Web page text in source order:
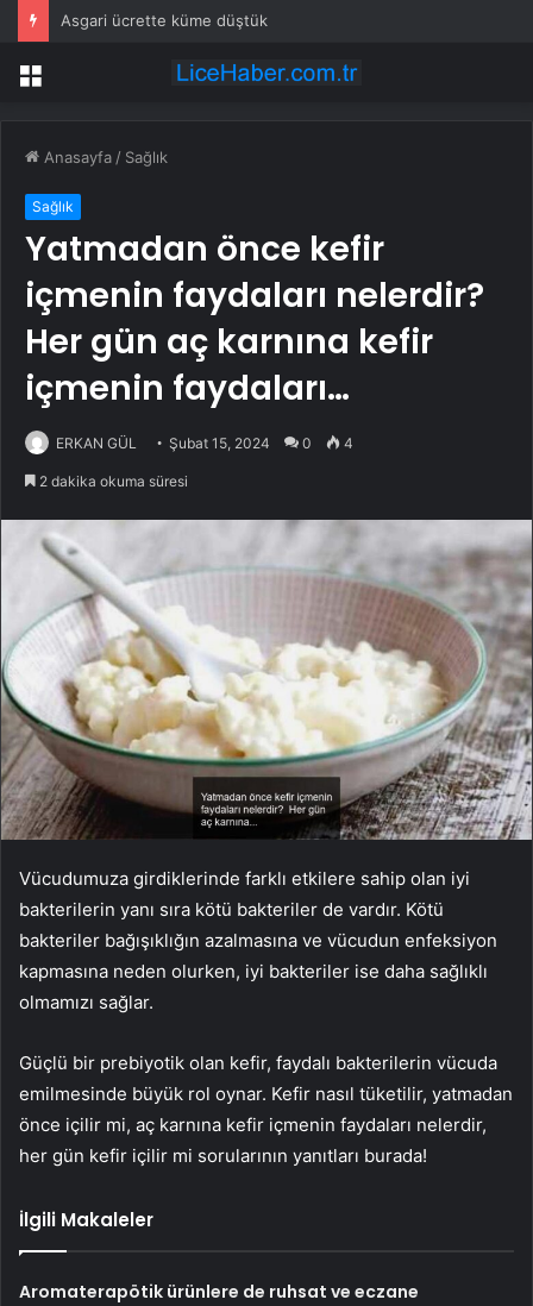
3 çocuğunu öldüren annenin savunması pes dedirtti
Menü
Anasayfa / Sağlık
Sağlık
Yatmadan önce kefir
içmenin faydaları nelerdir?
Her gün aç karnına kefir
içmenin faydaları…
ERKAN GÜL Şubat 15, 2024 0 4
2 dakika okuma süresi
Vücudumuza girdiklerinde farklı etkilere sahip olan iyi
bakterilerin yanı sıra kötü bakteriler de vardır. Kötü
bakteriler bağışıklığın azalmasına ve vücudun enfeksiyon
kapmasına neden olurken, iyi bakteriler ise daha sağlıklı
olmamızı sağlar.
Güçlü bir prebiyotik olan kefir, faydalı bakterilerin vücuda
emilmesinde büyük rol oynar. Kefir nasıl tüketilir, yatmadan
önce içilir mi, aç karnına kefir içmenin faydaları nelerdir,
her gün kefir içilir mi sorularının yanıtları burada!
İlgili Makaleler
Aromaterapötik ürünlere de ruhsat ve eczane